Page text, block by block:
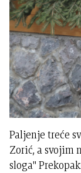
Paljenje treće
Zorić, a svojim
sloga"